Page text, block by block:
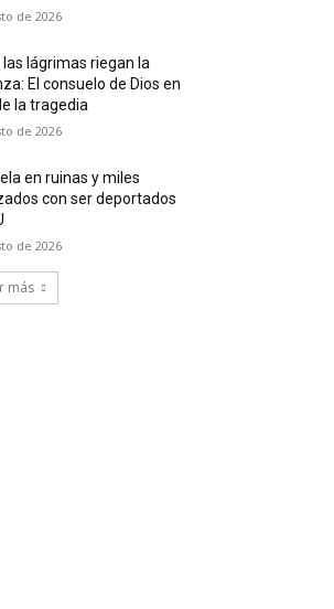
de 2026
las lágrimas riegan la
El consuelo de Dios en
la tragedia
de 2026
en ruinas y miles
con ser deportados
de 2026
más